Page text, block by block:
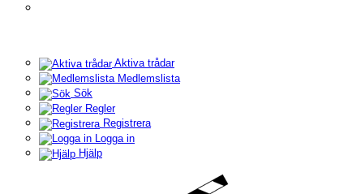
Aktiva trådar
Medlemslista
Sök
Regler
Registrera
Logga in
Hjälp